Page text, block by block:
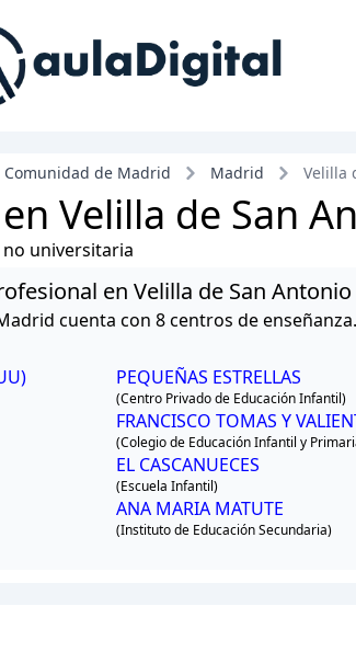
Comunidad de Madrid Madrid Velilla
Velilla de San
universitaria
en Velilla de San Antonio
cuenta con 8 centros de enseñanza.
PEQUEÑAS ESTRELLAS
(Centro Privado de Educación Infantil)
FRANCISCO TOMAS Y
(Colegio de Educación Infantil y
EL CASCANUECES
(Escuela Infantil)
ANA MARIA MATUTE
(Instituto de Educación Secundaria)